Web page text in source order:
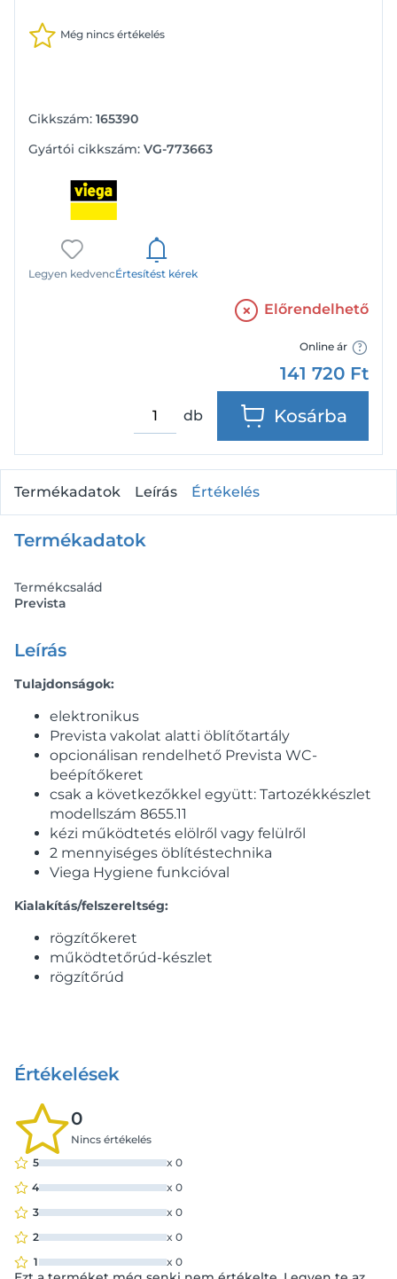
Még nincs értékelés
Cikkszám: 165390
Gyártói cikkszám: VG-773663
Legyen kedvencÉrtesítést kérek
Előrendelhető
Online ár
141 720 Ft
db Kosárba
Termékadatok Leírás Értékelés
Termékadatok
Termékcsalád
Prevista
Leírás
Tulajdonságok:
elektronikus
Prevista vakolat alatti öblítőtartály
opcionálisan rendelhető Prevista WC-
beépítőkeret
csak a következőkkel együtt: Tartozékkészlet
modellszám 8655.11
kézi működtetés elölről vagy felülről
2 mennyiséges öblítéstechnika
Viega Hygiene funkcióval
Kialakítás/felszereltség:
rögzítőkeret
működtetőrúd-készlet
rögzítőrúd
Értékelések
0
Nincs értékelés
5
x 0
4
x 0
3
x 0
2
x 0
1
x 0